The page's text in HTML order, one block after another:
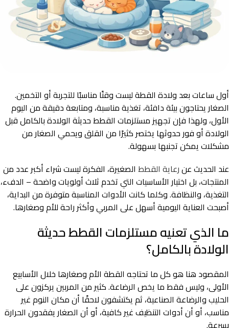
أول ساعات بعد ولادة القطة ليست وقتًا مناسبًا للتجربة أو التخمين.
الصغار يحتاجون بيئة دافئة، تغذية مناسبة، ومتابعة دقيقة من اليوم
الأول، ولهذا فإن تجهيز مستلزمات القطط حديثة الولادة بالكامل قبل
الولادة أو فور حدوثها يختصر كثيرًا من القلق ويحمي الصغار من
مشكلات يمكن تجنبها بسهولة.
عند الحديث عنرعاية القطط الصغيرة، الفكرة ليست شراء أكبر عدد من
المنتجات، بل اختيار الأساسيات التي تخدم ثلاث أولويات واضحة – الدفء،
التغذية، والنظافة. وكلما كانت الأدوات المناسبة متوفرة من البداية،
أصبحت العناية اليومية أسهل على المربي وأكثر راحة للأم وصغارها.
ما الذي تعنيه مستلزمات القطط حديثة
الولادة بالكامل؟
المقصود هنا هو كل ما تحتاجه القطة الأم وصغارها خلال الأسابيع
الأولى، وليس فقط ما يخص الرضاعة. كثير من المربين يركزون على
الحليب والرضاعة الصناعية، ثم يكتشفون لاحقًا أن مكان النوم غير
مناسب، أو أن أدوات التنظيف غير كافية، أو أن الصغار يفقدون الحرارة
بسرعة.